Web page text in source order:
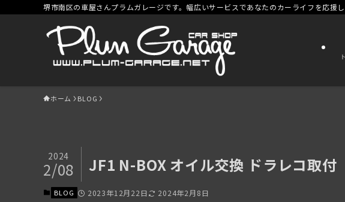
堺市南区の車屋さんプラムガレージです。幅広いサービスであなたのカーライフを応援
ホーム BLOG
JF1 N-BOX オイル交換 ドラレコ取付
2024
2/08
BLOG 2023年12月22日 2024年2月8日